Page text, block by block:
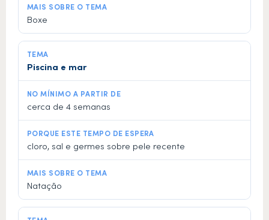
Boxe
Piscina e mar
cerca de 4 semanas
cloro, sal e germes sobre pele recente
Natação